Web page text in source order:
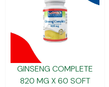
GINSENG COMPLETE
820 MG X 60 SOFT